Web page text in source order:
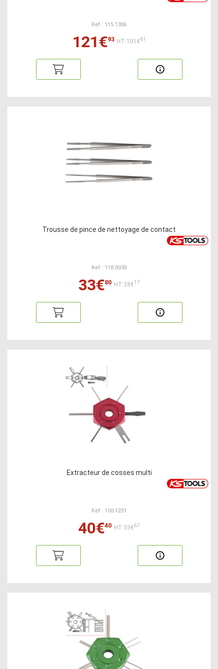
Ref : 115.1306
121€93 HT:101€61
Trousse de pince de nettoyage de contact
Ref : 118.0030
33€80 HT:28€17
Extracteur de cosses multi
Ref : 150.1231
40€40 HT:33€67